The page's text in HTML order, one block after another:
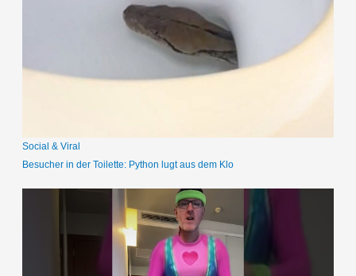
c
Social & Viral
Besucher in der Toilette: Python lugt aus dem Klo